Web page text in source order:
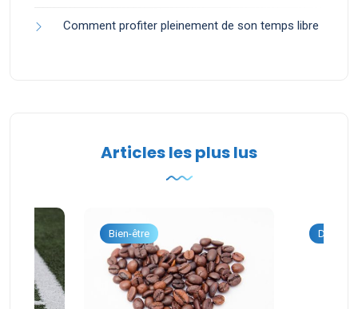
Comment profiter pleinement de son temps libre
Articles les plus lus
Bien-être